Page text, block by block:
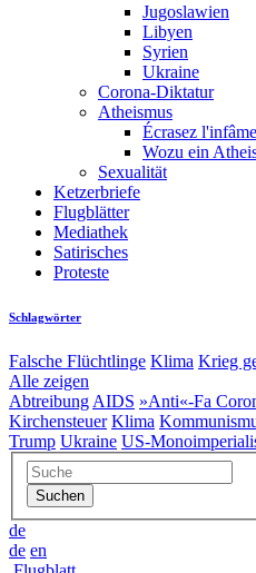
Jugoslawien
Libyen
Syrien
Ukraine
Corona-Diktatur
Atheismus
Écrasez l'infâme
Wozu ein
Sexualität
Ketzerbriefe
Flugblätter
Mediathek
Satirisches
Proteste
Schlagwörter
Falsche Flüchtlinge Klima Krieg
Alle zeigen
Abtreibung AIDS »Anti«-Fa
Kirchensteuer Klima
Trump Ukraine US-
de
de en